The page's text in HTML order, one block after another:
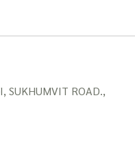
SUKHUMVIT ROAD.,